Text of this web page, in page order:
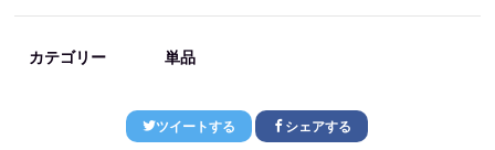
カテゴリー 単品
ツイートする シェアする